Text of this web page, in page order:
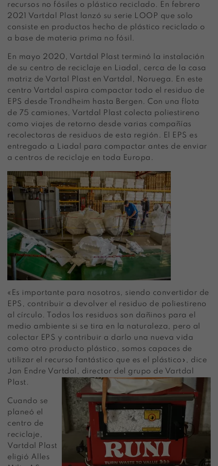
recursos no fósiles o plástico reciclado. En febrero
2021 Vartdal Plast lanzó su serie LOOP que solo
consiste en productos hecho de plástico reciclado o
a base de materia prima no fósil.
En mayo 2020, Vartdal Plast terminó la instalación
de su centro de reciclaje en Liadal, cerca de la casa
matriz de Vartal Plast en Vartdal, Noruega. En este
centro Vartdal aspira compactar todo el residuo de
EPS desde Trondheim hasta Bergen. Con una flota
de 75 camiones, Vartdal Plast colecta poliestireno
como viajes de retorno desde varias compañías
recolectoras de residuos de esta región. El EPS es
entregado a Liadal para compactar antes de enviar
a centros de reciclaje en toda Europa.
«Es importante para nosotros, siendo convertidor de
EPS, contribuir a devolver el residuo de poliestireno
al círculo. Todos los residuos son dañinos para el
medio ambiente si se tira en la naturaleza, pero al
colectar EPS y contribuir a darlo una nueva vida
como otro producto plástico, somos capaces de
utilizar el recurso fantástico que es el plástico», dice
Jan Endre Vartdal, director del grupo de Vartdal
Plast.
Cuando se
planeó el
centro de
reciclaje,
Vartdal Plast
eligió Alles